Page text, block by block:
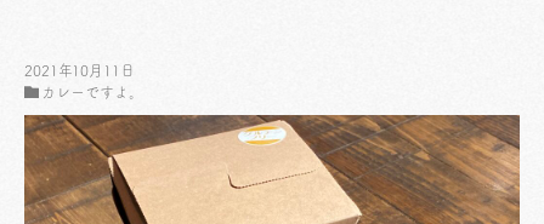
2021年10月11日
カレーですよ。